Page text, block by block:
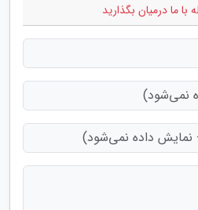
با ما درمیان بگذارید